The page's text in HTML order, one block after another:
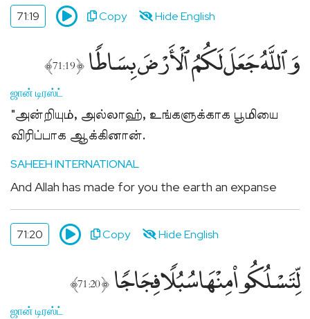
71:19 Copy Hide English
وَٱللَّهُ جَعَلَ لَكُمُ ٱلْأَرْضَ بِسَاطًۭا ﴿71:19﴾
ஜான் டிரஸ்ட்
"அன்றியும், அல்லாஹ், உங்களுக்காக பூமியை
விரிப்பாக ஆக்கினான்.
SAHEEH INTERNATIONAL
And Allah has made for you the earth an expanse
71:20 Copy Hide English
لِّتَسْلُكُوا۟ مِنْهَا سُبُلًۭا فِجَاجًۭا ﴿71:20﴾
ஜான் டிரஸ்ட்